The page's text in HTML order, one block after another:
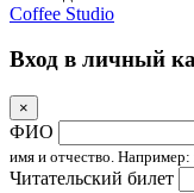
Coffee Studio
Вход в личный
×
ФИО
имя и отчество. Например:
Читательский билет